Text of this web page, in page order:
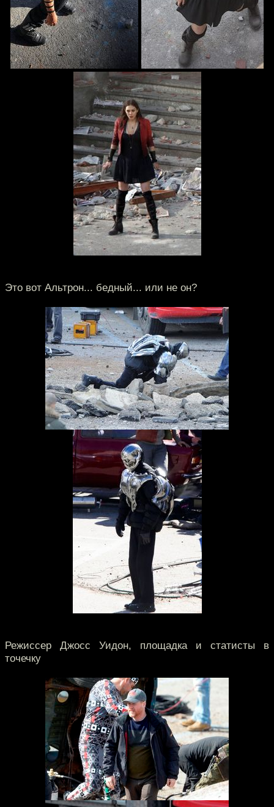
Это вот Альтрон... бедный... или не он?
Режиссер Джосс Уидон, площадка и статисты в
точечку